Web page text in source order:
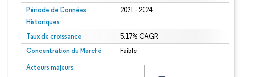
Période de Données
Historiques
2021 - 2024
Taux de croissance 5.17% CAGR
Concentration du Marché Faible
Acteurs majeurs
Image © Mordor Intelligence. La réutilisation nécessite une attribution sous CC BY 4.0.
nécessite une attribution sous CC BY 4.0.